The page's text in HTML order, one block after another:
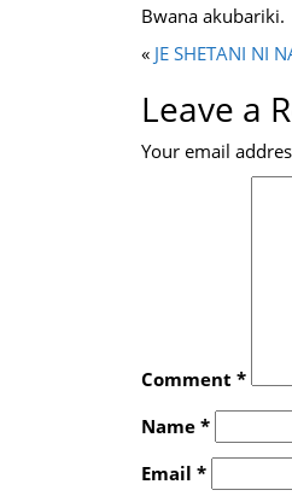
Bwana akubariki.
« JE SHETANI NI
Leave a
Your email
Comment *
Name *
Email *